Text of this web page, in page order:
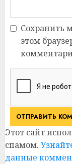
Сохранить
этом
Этот сайт
спамом.
данные